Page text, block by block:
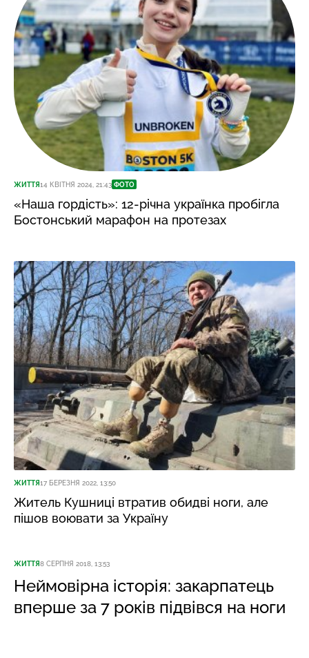
ЖИТТЯ14 КВІТНЯ 2024, 21:43 ФОТО
«Наша гордість»: 12-річна українка пробігла
Бостонський марафон на протезах
ЖИТТЯ17 БЕРЕЗНЯ 2022, 13:50
Житель Кушниці втратив обидві ноги, але
пішов воювати за Україну
ЖИТТЯ8 СЕРПНЯ 2018, 13:53
Неймовірна історія: закарпатець
вперше за 7 років підвівся на ноги